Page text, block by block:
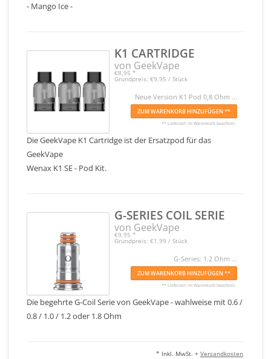
- Mango Ice -
K1 CARTRIDGE
von GeekVape
€8,95 *
Grundpreis: €9,95 / Stück
Neue Version K1 Pod 0,8 Ohm ...
ZUM WARENKORB HINZUFÜGEN **
** Lieferzeit im Warenkorb beachten
Die GeekVape K1 Cartridge ist der Ersatzpod für das
GeekVape
Wenax K1 SE - Pod Kit.
G-SERIES COIL SERIE
von GeekVape
€9,95 *
Grundpreis: €1,99 / Stück
G-Series: 1.2 Ohm ...
ZUM WARENKORB HINZUFÜGEN **
** Lieferzeit im Warenkorb beachten
Die begehrte G-Coil Serie von GeekVape - wahlweise mit 0.6 /
0.8 / 1.0 / 1.2 oder 1.8 Ohm
* Inkl. MwSt. + Versandkosten